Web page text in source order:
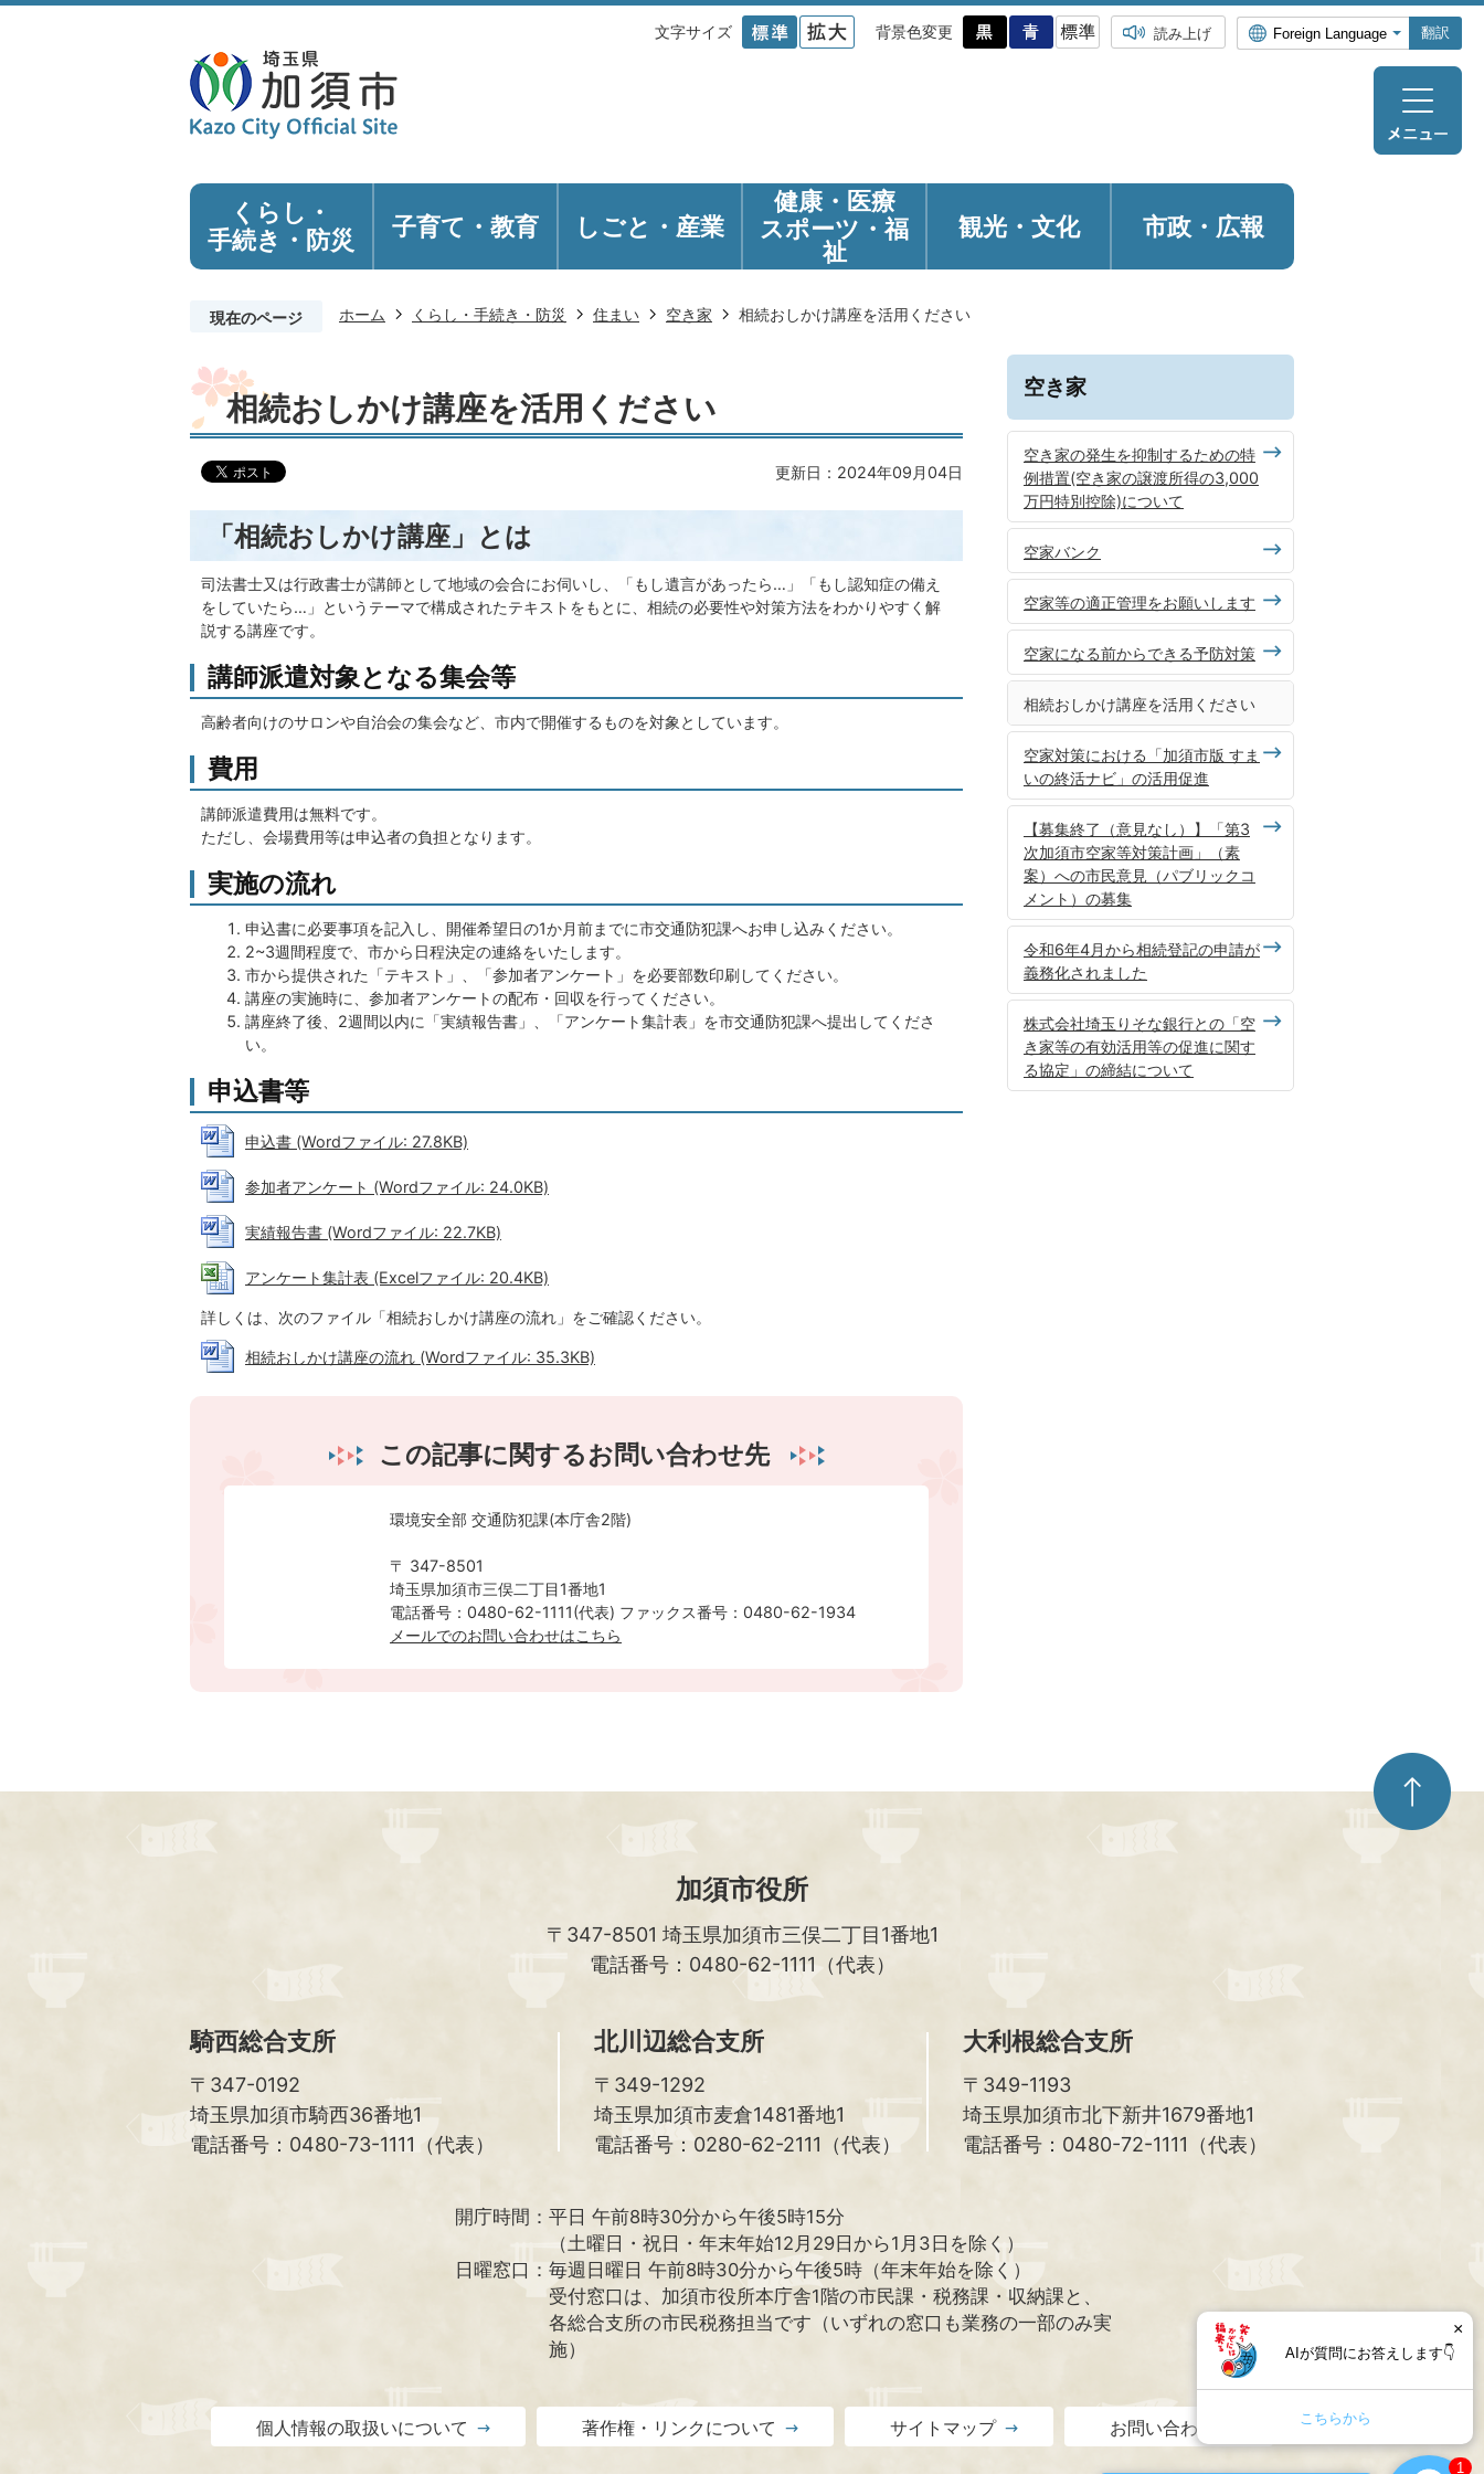
文字サイズ 背景色変更 読み上げ 翻訳
くらし・
手続き ・防災 子育て・教育 しごと・産業
健康・医療
スポーツ・福
祉
観光・ 文化 市政・広報
現在のページ ホーム くらし・手続き・防災 住まい 空き家 相続おしかけ講座を活用ください
相続おしかけ講座を活用ください
更新日：2024年09月04日
「相続おしかけ講座」とは
司法書士又は行政書士が講師として地域の会合にお伺いし、「もし遺言があったら…」「もし認知症の備え
をしていたら…」というテーマで構成されたテキストをもとに、相続の必要性や対策方法をわかりやすく解
説する講座です。
講師派遣対象となる集会等
高齢者向けのサロンや自治会の集会など、市内で開催するものを対象としています。
費用
講師派遣費用は無料です。
ただし、会場費用等は申込者の負担となります。
実施の流れ
申込書に必要事項を記入し、開催希望日の1か月前までに市交通防犯課へお申し込みください。
2~3週間程度で、市から日程決定の連絡をいたします。
市から提供された「テキスト」、「参加者アンケート」を必要部数印刷してください。
講座の実施時に、参加者アンケートの配布・回収を行ってください。
講座終了後、2週間以内に「実績報告書」、「アンケート集計表」を市交通防犯課へ提出してくださ
い。
申込書等
申込書 (Wordファイル: 27.8KB)
参加者アンケート (Wordファイル: 24.0KB)
実績報告書 (Wordファイル: 22.7KB)
アンケート集計表 (Excelファイル: 20.4KB)
詳しくは、次のファイル「相続おしかけ講座の流れ」をご確認ください。
相続おしかけ講座の流れ (Wordファイル: 35.3KB)
この記事に関するお問い合わせ先
環境安全部 交通防犯課(本庁舎2階)
〒 347-8501
埼玉県加須市三俣二丁目1番地1
電話番号：0480-62-1111(代表) ファックス番号：0480-62-1934
メールでのお問い合わせはこちら
空き家
空き家の発生を抑制するための特
例措置(空き家の譲渡所得の3,000
万円特別控除)について
空家バンク
空家等の適正管理をお願いします
空家になる前からできる予防対策
相続おしかけ講座を活用ください
空家対策における「加須市版 すま
いの終活ナビ」の活用促進
【募集終了（意見なし）】「第3
次加須市空家等対策計画」（素
案）への市民意見（パブリックコ
メント）の募集
令和6年4月から相続登記の申請が
義務化されました
株式会社埼玉りそな銀行との「空
き家等の有効活用等の促進に関す
る協定」の締結について
ペ
ー
ジ
加須市役所
〒347-8501 埼玉県加須市三俣二丁目1番地1
電話番号：0480-62-1111（代表）
騎西総合支所
〒347-0192
埼玉県加須市騎西36番地1
電話番号：0480-73-1111（代表）
北川辺総合支所
〒349-1292
埼玉県加須市麦倉1481番地1
電話番号：0280-62-2111（代表）
大利根総合支所
〒349-1193
埼玉県加須市北下新井1679番地1
電話番号：0480-72-1111（代表）
開庁時間： 平日 午前8時30分から午後5時15分
（土曜日・祝日・年末年始12月29日から1月3日を除く）
日曜窓口： 毎週日曜日 午前8時30分から午後5時（年末年始を除く）
受付窓口は、加須市役所本庁舎1階の市民課・税務課・収納課と、
各総合支所の市民税務担当です（いずれの窓口も業務の一部のみ実
施）
個人情報の取扱いについて 著作権・リンクについて サイトマップ お問い合わせ
AIが質問にお答えします👇
こちらから
×
1